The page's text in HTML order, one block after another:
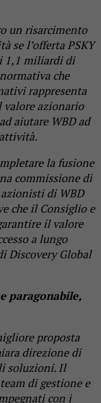
un risarcimento
se l’offerta PSKY
1,1 miliardi di
che
rappresenta
valore azionario
aiutare WBD ad
la fusione
commissione di
di WBD
che il Consiglio e
il valore
a lungo
Discovery Global
paragonabile,
proposta
direzione di
soluzioni. Il
di gestione e
con i